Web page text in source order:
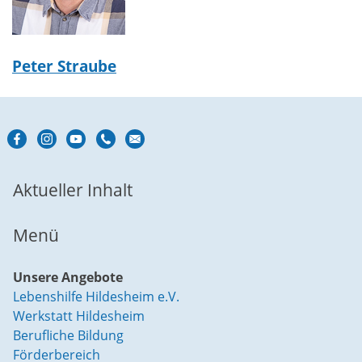
Peter Straube
Aktueller Inhalt
Menü
Unsere Angebote
Lebenshilfe Hildesheim e.V.
Werkstatt Hildesheim
Berufliche Bildung
Förderbereich